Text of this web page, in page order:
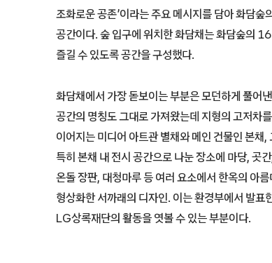
조화로운 공존’이라는 주요 메시지를 담아 화담
공간이다. 숲 입구에 위치한 화담채는 화담숲의
즐길 수 있도록 공간을 구성했다.
화담채에서 가장 돋보이는 부분은 모던하게 풀어
공간의 명칭도 그대로 가져왔는데 지형의 고저
이어지는 미디어 아트관 별채와 메인 건물인 본채
특히 본채 내 전시 공간으로 나눈 장소에 마당, 곳
온돌 장판, 대청마루 등 여러 요소에서 한옥의 아
형상화한 서까래의 디자인. 이는 환경부에서 발
LG상록재단의 활동을 엿볼 수 있는 부분이다.